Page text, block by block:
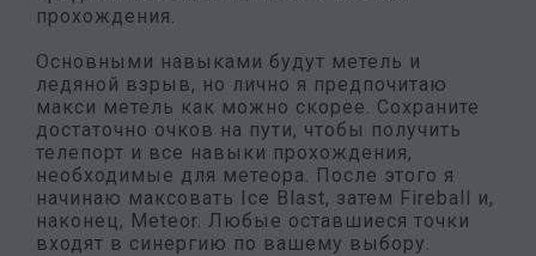
прохождения.
Основными навыками будут метель и
ледяной взрыв, но лично я предпочитаю
макси метель как можно скорее. Сохраните
достаточно очков на пути, чтобы получить
телепорт и все навыки прохождения,
необходимые для метеора. После этого я
начинаю максовать Ice Blast, затем Fireball и,
наконец, Meteor. Любые оставшиеся точки
входят в синергию по вашему выбору.